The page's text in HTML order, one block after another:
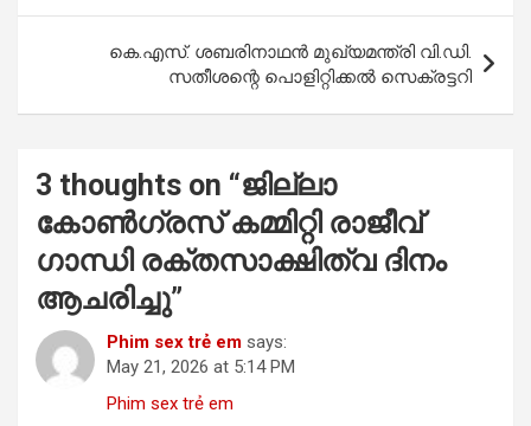
o
p
p
കെ.എസ്. ശബരിനാഥൻ മുഖ്യമന്ത്രി വി.ഡി.
സതീശന്റെ പൊളിറ്റിക്കൽ സെക്രട്ടറി
3 thoughts on “ജില്ലാ
കോൺഗ്രസ് കമ്മിറ്റി രാജീവ്
ഗാന്ധി രക്തസാക്ഷിത്വ ദിനം
ആചരിച്ചു”
Phim sex trẻ em says:
May 21, 2026 at 5:14 PM
Phim sex trẻ em